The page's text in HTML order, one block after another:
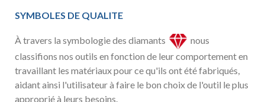
SYMBOLES DE QUALITE
À travers la symbologie des diamants
nous
classifions nos outils en fonction de leur comportement en
travaillant les matériaux pour ce qu'ils ont été fabriqués,
aidant ainsi l'utilisateur à faire le bon choix de l'outil le plus
approprié à leurs besoins.